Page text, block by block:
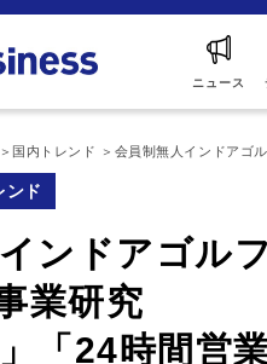
ニュース
国内トレンド 会員制無人インドアゴ
ンド
ンドアゴル
業研究
「24時間営